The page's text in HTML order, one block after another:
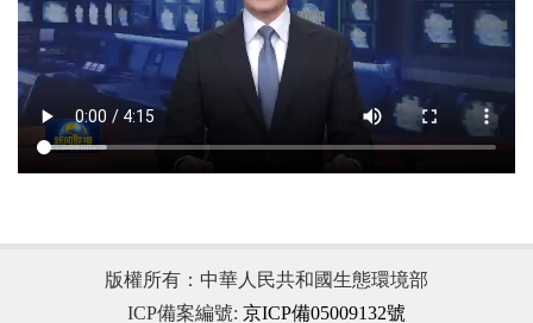
版權所有：中華人民共和國生態環境部
ICP備案編號: 京ICP備05009132號